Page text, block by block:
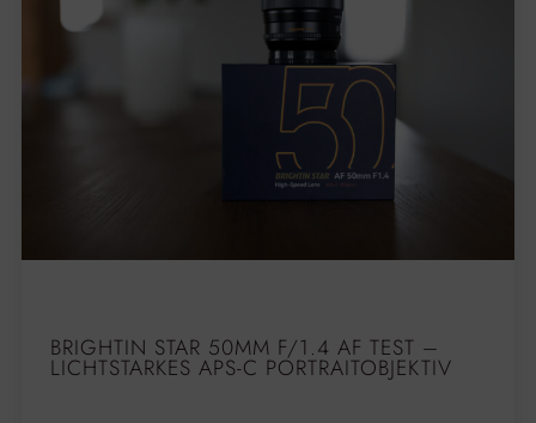
BRIGHTIN STAR 50MM F/1.4 AF TEST –
LICHTSTARKES APS-C PORTRAITOBJEKTIV